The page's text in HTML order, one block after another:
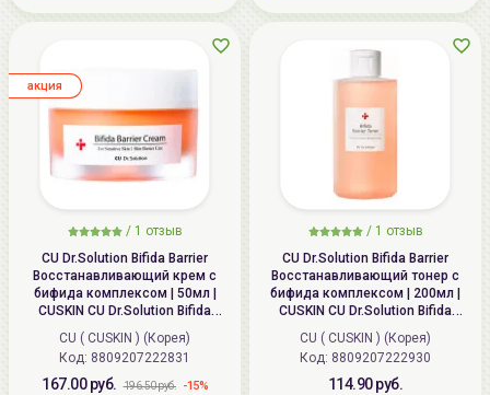
/ 1 отзыв
CU Dr.Solution Bifida Barrier
Восстанавливающий крем с
бифида комплексом | 50мл |
CUSKIN CU Dr.Solution Bifida
Barrier Cream
CU ( CUSKIN ) (Корея)
Код: 8809207222831
167.00 руб. 196.50 руб. -15%
aкция
/ 1 отзыв
CU Dr.Solution Bifida Barrier
Восстанавливающий тонер с
бифида комплексом | 200мл |
CUSKIN CU Dr.Solution Bifida
Barrier Toner
CU ( CUSKIN ) (Корея)
Код: 8809207222930
114.90 руб.